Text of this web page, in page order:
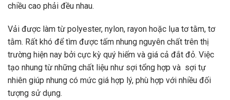
chiều cao phải đều nhau.
Vải được làm từ polyester, nylon, rayon hoặc lụa tơ tằm, tơ
tằm. Rất khó để tìm được tấm nhung nguyên chất trên thị
trường hiện nay bởi cực kỳ quý hiếm và giá cả đắt đỏ. Việc
tạo nhung từ những chất liệu như sợi tổng hợp và sợi tự
nhiên giúp nhung có mức giá hợp lý, phù hợp với nhiều đối
tượng sử dụng.